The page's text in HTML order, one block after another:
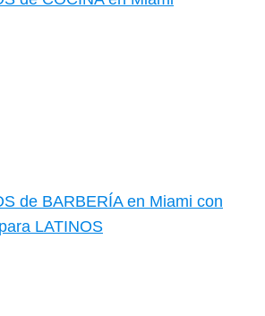
de BARBERÍA en Miami con
LATINOS